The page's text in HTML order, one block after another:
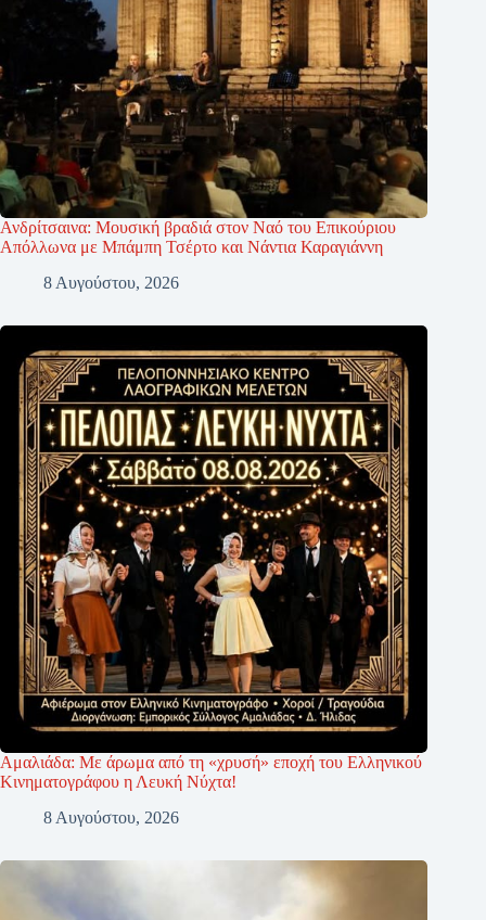
Ανδρίτσαινα: Μουσική βραδιά στον Ναό του Επικούριου
Απόλλωνα με Μπάμπη Τσέρτο και Νάντια Καραγιάννη
8 Αυγούστου, 2026
Αμαλιάδα: Με άρωμα από τη «χρυσή» εποχή του Ελληνικού
Κινηματογράφου η Λευκή Νύχτα!
8 Αυγούστου, 2026